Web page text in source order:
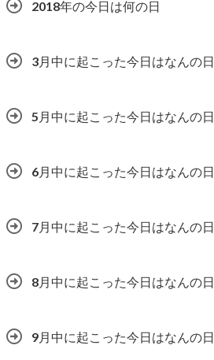
2018年の今日は何の日
3月中に起こった今日はなんの日
5月中に起こった今日はなんの日
6月中に起こった今日はなんの日
7月中に起こった今日はなんの日
8月中に起こった今日はなんの日
9月中に起こった今日はなんの日